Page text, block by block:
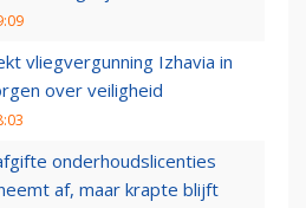
vliegvergunning Izhavia in
over veiligheid
onderhoudslicenties
af, maar krapte blijft